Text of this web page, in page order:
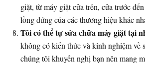
giặt, từ máy giặt cửa trên, cửa trước
lồng đứng của các thương hiệu khác
Tôi có thể tự sửa chữa máy giặt tại
không có kiến thức và kinh nghiệm về
chúng tôi khuyến nghị bạn nên mang